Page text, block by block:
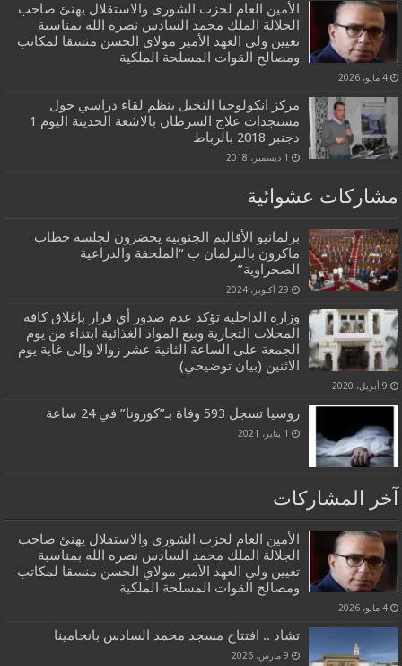
الأمين العام لحزب الشورى والاستقلال يهنئ صاحب
الجلالة الملك محمد السادس نصره الله بمناسبة
تعيين ولي العهد الأمير مولاي الحسن منسقا لمكاتب
ومصالح القوات المسلحة الملكية
4 مايو، 2026
مركز انكولوجيا النخيل ينظم لقاء دراسي حول
مستجدات علاج السرطان بالاشعة الحديتة اليوم 1
دجنبر 2018 بالرباط
1 ديسمبر، 2018
مشاركات عشوائية
برلمانيو الأقاليم الجنوبية يحضرون لجلسة خطاب
ماكرون بالبرلمان ب “الملحفة والدراعية
الصحراوية”
29 أكتوبر، 2024
وزارة الداخلية تؤكد عدم صدور أي قرار بإغلاق كافة
المحلات التجارية وبيع المواد الغذائية ابتداء من يوم
الجمعة على الساعة الثانية عشر زوالا وإلى غاية يوم
الاثنين (بيان توضيحي)
9 أبريل، 2020
روسيا تسجل 593 وفاة بـ”كورونا” في 24 ساعة
1 يناير، 2021
آخر المشاركات
الأمين العام لحزب الشورى والاستقلال يهنئ صاحب
الجلالة الملك محمد السادس نصره الله بمناسبة
تعيين ولي العهد الأمير مولاي الحسن منسقا لمكاتب
ومصالح القوات المسلحة الملكية
4 مايو، 2026
تشاد .. افتتاح مسجد محمد السادس بانجامينا
9 مارس، 2026